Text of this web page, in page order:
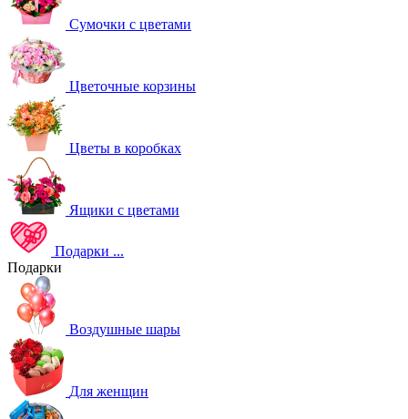
Сумочки с цветами
Цветочные корзины
Цветы в коробках
Ящики с цветами
Подарки ...
Подарки
Воздушные шары
Для женщин